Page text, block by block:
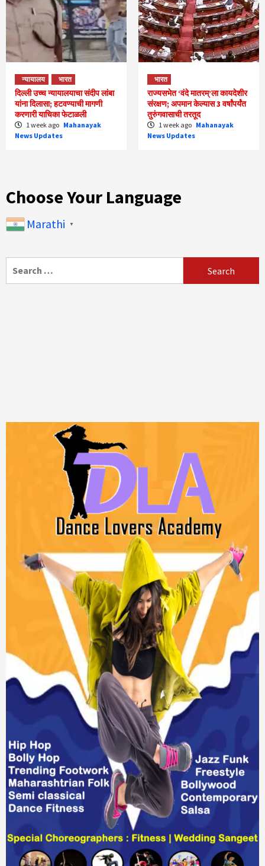
न्यायालय भारत
दिल्ली उच्च न्यायालयाचा संदीप लांबा
यांना दिलासा; हटवण्याची मागणी
करणारी याचिका फेटाळली
1 week ago Mahanayak
News Updates
भारत
राज्यसभेत ‘वंदे मातरम्’ला कायदेशीर
संरक्षण; अपमान केल्यास 3 वर्षांपर्यंत
तुरुंगवासाची तरतूद
1 week ago Mahanayak
News Updates
Choose Your Language
Marathi ▼